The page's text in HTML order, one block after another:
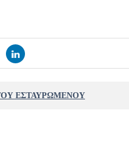
ΕΣΤΑΥΡΩΜΕΝΟΥ